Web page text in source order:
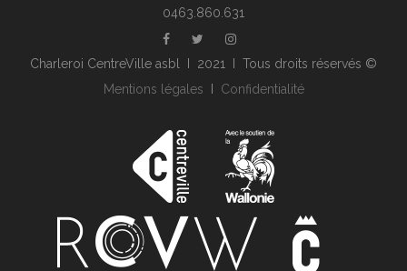
0463.860.631
Charleroi CentreVille asbl I 2021 I Tous droits réservés ©
Mentions légales
Confidentialité